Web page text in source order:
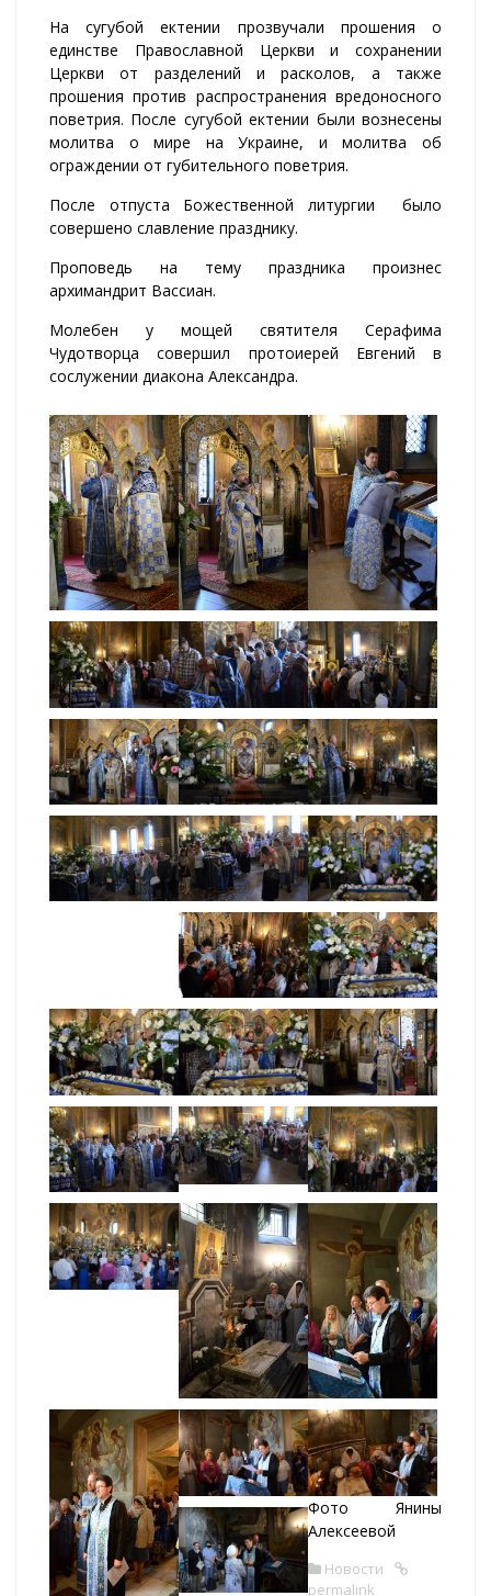
На сугубой ектении прозвучали прошения о
единстве Православной Церкви и сохранении
Церкви от разделений и расколов, а также
прошения против распространения вредоносного
поветрия. После сугубой ектении были вознесены
молитва о мире на Украине, и молитва об
ограждении от губительного поветрия.
После отпуста Божественной литургии было
совершено славление празднику.
Проповедь на тему праздника произнес
архимандрит Вассиан.
Молебен у мощей святителя Серафима
Чудотворца совершил протоиерей Евгений в
сослужении диакона Александра.
Фото Янины
Алексеевой
Новости
permalink